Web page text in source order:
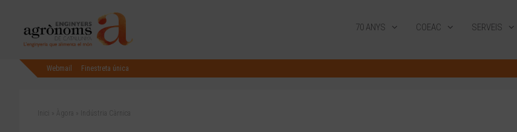
70 ANYS COEAC SERVEIS
Webmail Finestreta única
Inici Àgora Indústria Càrnica